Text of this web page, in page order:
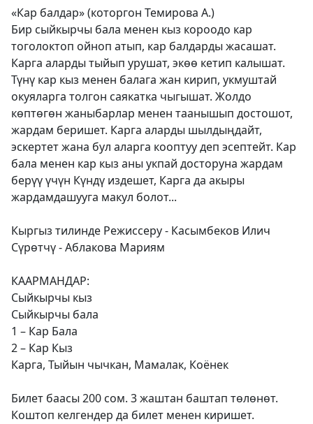
«Кар балдар» (которгон Темирова А.)
Бир сыйкырчы бала менен кыз короодо кар
тоголоктоп ойноп атып, кар балдарды жасашат.
Карга аларды тыйып урушат, экөө кетип калышат.
Түнү кар кыз менен балага жан кирип, укмуштай
окуяларга толгон саякатка чыгышат. Жолдо
көптөгөн жаныбарлар менен таанышып достошот,
жардам беришет. Карга аларды шылдыңдайт,
эскертет жана бул аларга кооптуу деп эсептейт. Кар
бала менен кар кыз аны укпай досторуна жардам
берүү үчүн Күндү издешет, Карга да акыры
жардамдашууга макул болот...
Кыргыз тилинде Режиссеру - Касымбеков Илич
Сүрөтчү - Аблакова Мариям
КААРМАНДАР:
Сыйкырчы кыз
Сыйкырчы бала
1 – Кар Бала
2 – Кар Кыз
Карга, Тыйын чычкан, Мамалак, Коёнек
Билет баасы 200 сом. 3 жаштан баштап төлөнөт.
Коштоп келгендер да билет менен киришет.